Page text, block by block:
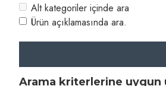
Alt kategoriler içinde ara
Ürün açıklamasında ara.
Arama kriterlerine uygun